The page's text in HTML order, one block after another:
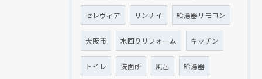
セレヴィア リンナイ 給湯器リモコン
大阪市 水回りリフォーム キッチン
トイレ 洗面所 風呂 給湯器